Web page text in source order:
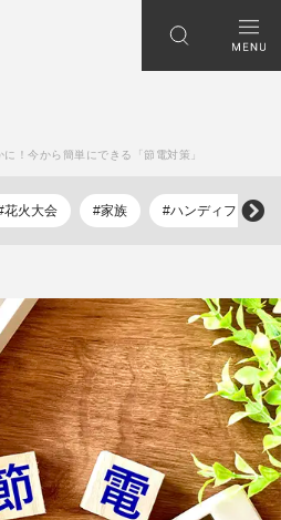
に！今から簡単にできる「節電対策」
花火大会 #家族 #ハンディファン